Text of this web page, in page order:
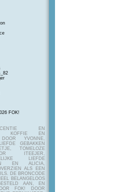
FOK!
EN
KOFFIE EN
YVONNE,
GEBAKKEN
TOMELOZE
ITEEJER,
LIEFDE
EN ALICIA,
ALS EEN
DE BRONCODE
BELANGELOOS
AAN, EN
FOK! DOOR